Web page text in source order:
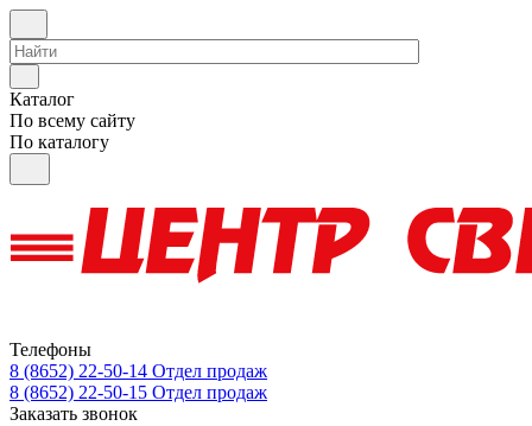
Каталог
По всему сайту
По каталогу
Телефоны
8 (8652) 22-50-14 Отдел продаж
8 (8652) 22-50-15 Отдел продаж
Заказать звонок